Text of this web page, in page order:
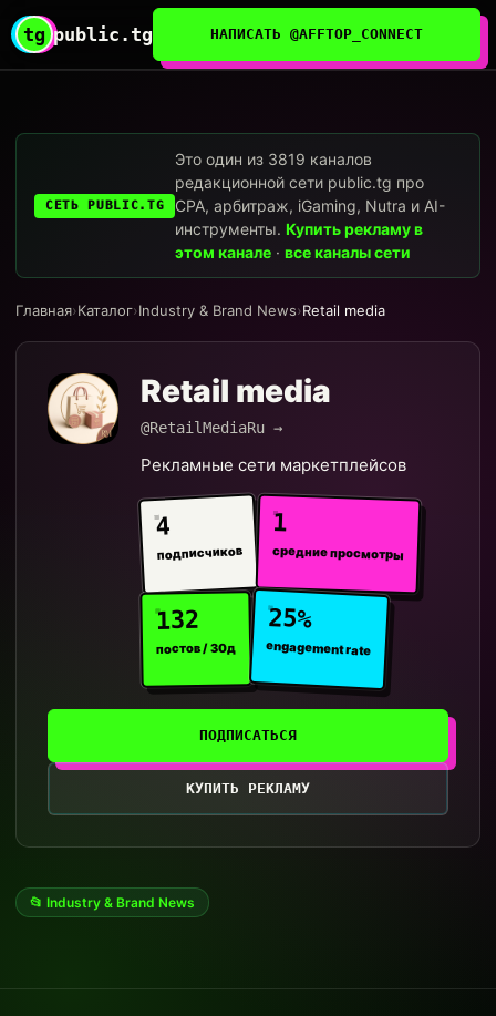
tg public.tg НАПИСАТЬ @AFFTOP_CONNECT
СЕТЬ PUBLIC.TG
Это один из 3819 каналов
редакционной сети public.tg про
CPA, арбитраж, iGaming, Nutra и AI-
инструменты.Купить рекламу в
этом канале ·все каналы сети
Главная›Каталог›Industry & Brand News›Retail media
Retail media
@RetailMediaRu →
Рекламные сети маркетплейсов
4
подписчиков
1
средние просмотры
132
постов / 30д
25%
engagement rate
ПОДПИСАТЬСЯ
КУПИТЬ РЕКЛАМУ
📂 Industry & Brand News